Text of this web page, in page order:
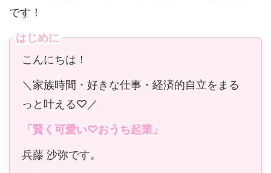
です！
はじめに
こんにちは！
＼家族時間・好きな仕事・経済的自立をまる
っと叶える♡／
「賢く可愛い♡おうち起業」
兵藤 沙弥です。